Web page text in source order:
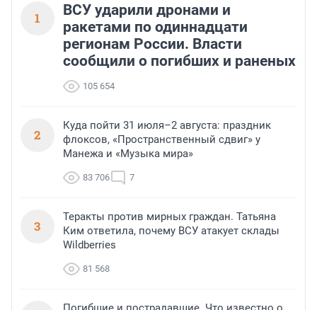
1
ВСУ ударили дронами и
ракетами по одиннадцати
регионам России. Власти
сообщили о погибших и раненых
105 654
2
Куда пойти 31 июля–2 августа: праздник
флоксов, «Пространственный сдвиг» у
Манежа и «Музыка мира»
83 706 7
3
Теракты против мирных граждан. Татьяна
Ким ответила, почему ВСУ атакует склады
Wildberries
81 568